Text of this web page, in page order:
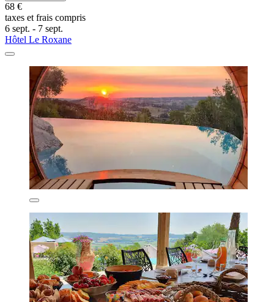
68 €
taxes et frais compris
6 sept. - 7 sept.
Hôtel Le Roxane